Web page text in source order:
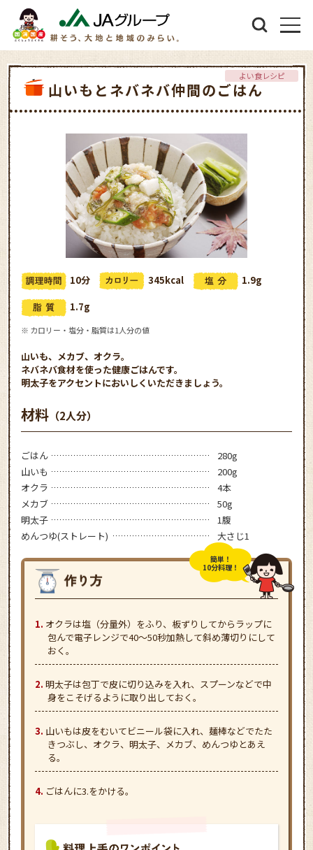
山いもとネバネバ仲間のごはん
よい食レシピ
10分 345kcal
1.9g
1.7g
※ カロリー・塩分・脂質は1人分の値
山いも、メカブ、オクラ。
ネバネバ食材を使った健康ごはんです。
明太子をアクセントにおいしくいただきましょう。
材料 （2人分）
ごはん
280g
山いも
200g
オクラ
4本
メカブ
50g
明太子
1腹
めんつゆ(ストレート)
大さじ1
簡単！
10分料理！
オクラは塩（分量外）をふり、板ずりしてからラップに
包んで電子レンジで40～50秒加熱して斜め薄切りにして
おく。
明太子は包丁で皮に切り込みを入れ、スプーンなどで中
身をこそげるように取り出しておく。
山いもは皮をむいてビニール袋に入れ、麺棒などでたた
きつぶし、オクラ、明太子、メカブ、めんつゆとあえ
る。
ごはんに3.をかける。